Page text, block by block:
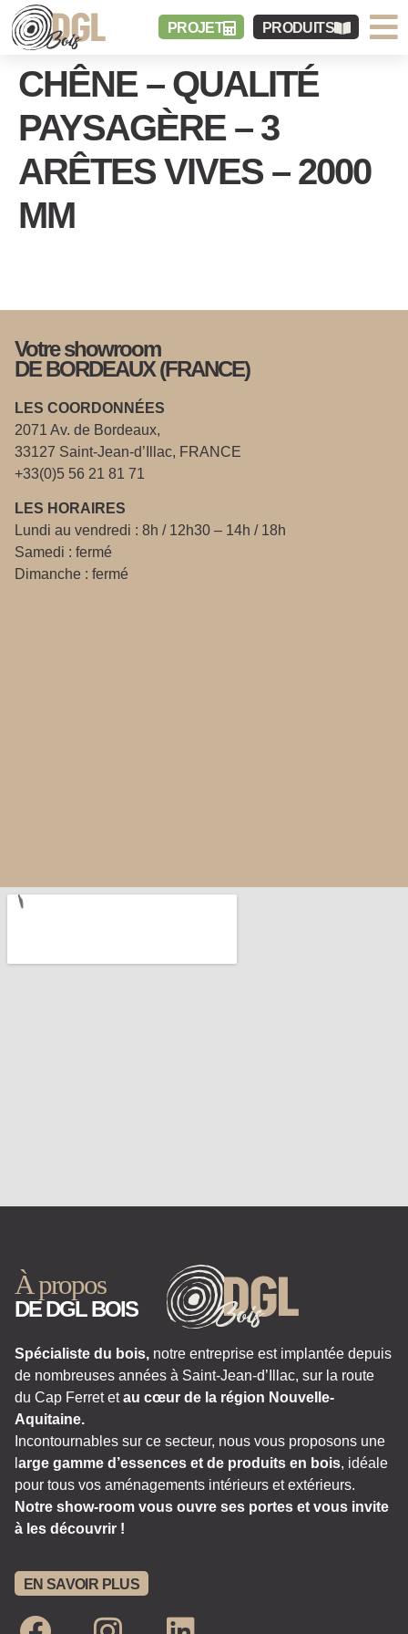
PROJET PRODUITS
CHÊNE – QUALITÉ
PAYSAGÈRE – 3
ARÊTES VIVES – 2000
MM
Votre showroom
DE BORDEAUX (FRANCE)
LES COORDONNÉES
2071 Av. de Bordeaux,
33127 Saint-Jean-d’Illac, FRANCE
+33(0)5 56 21 81 71
LES HORAIRES
Lundi au vendredi : 8h / 12h30 – 14h / 18h
Samedi : fermé
Dimanche : fermé
À propos
DE DGL BOIS
Spécialiste du bois, notre entreprise est implantée depuis
de nombreuses années à Saint-Jean-d’Illac, sur la route
du Cap Ferret etau cœur de la région Nouvelle-
Aquitaine.
Incontournables sur ce secteur, nous vous proposons une
arge gamme d’essences et de produits en bois, idéale
pour tous vos aménagements intérieurs et extérieurs.
Notre show-room vous ouvre ses portes et vous invite
à les découvrir !
EN SAVOIR PLUS